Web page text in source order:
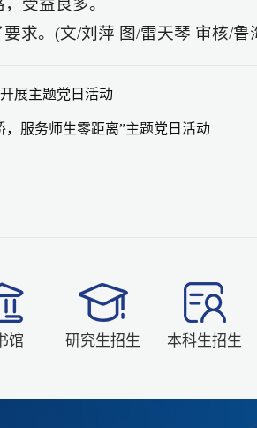
受益良多。
求。(文/刘萍 图/雷天琴 审核/鲁
展主题党日活动
服务师生零距离”主题党日活动
馆 研究生招生 本科生招生